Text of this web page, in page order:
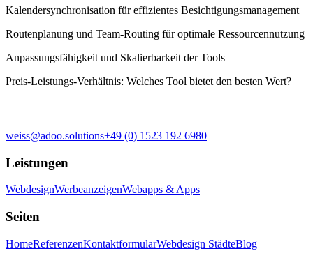
Kalendersynchronisation für effizientes Besichtigungsmanagement
Routenplanung und Team-Routing für optimale Ressourcennutzung
Anpassungsfähigkeit und Skalierbarkeit der Tools
Preis-Leistungs-Verhältnis: Welches Tool bietet den besten Wert?
weiss@adoo.solutions+49 (0) 1523 192 6980
Leistungen
WebdesignWerbeanzeigenWebapps & Apps
Seiten
HomeReferenzenKontaktformularWebdesign StädteBlog